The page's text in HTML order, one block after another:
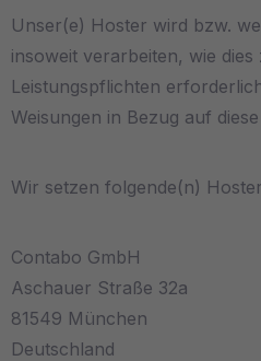
Unser(e) Hoster wird bzw.
insoweit verarbeiten, wie
Leistungspflichten
Weisungen in Bezug auf
Wir setzen folgende(n)
Contabo GmbH
Aschauer Straße 32a
81549 München
Deutschland